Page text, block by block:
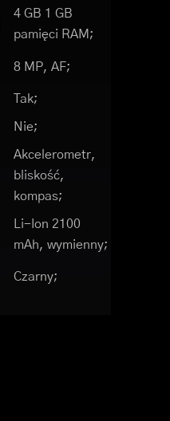
4 GB 1 GB
pamięci RAM;
8 MP, AF;
Tak;
Nie;
Akcelerometr,
bliskość,
kompas;
Li-Ion 2100
mAh, wymienny;
Czarny;